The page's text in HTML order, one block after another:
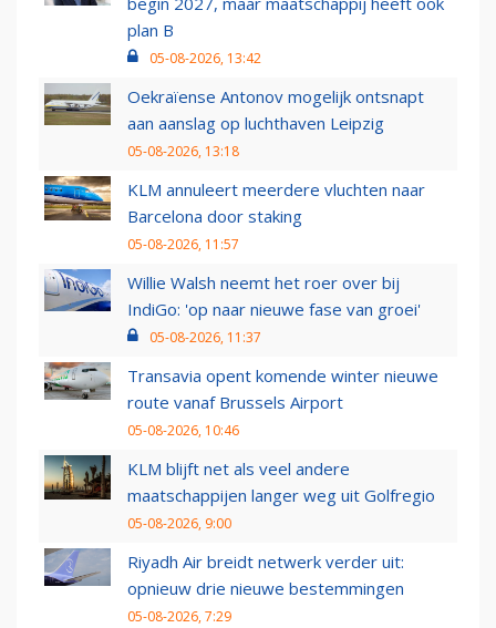
plan B
05-08-2026, 13:42
Oekraïense Antonov mogelijk ontsnapt
aan aanslag op luchthaven Leipzig
05-08-2026, 13:18
KLM annuleert meerdere vluchten naar
Barcelona door staking
05-08-2026, 11:57
Willie Walsh neemt het roer over bij
IndiGo: 'op naar nieuwe fase van groei'
05-08-2026, 11:37
Transavia opent komende winter nieuwe
route vanaf Brussels Airport
05-08-2026, 10:46
KLM blijft net als veel andere
maatschappijen langer weg uit Golfregio
05-08-2026, 9:00
Riyadh Air breidt netwerk verder uit:
opnieuw drie nieuwe bestemmingen
05-08-2026, 7:29